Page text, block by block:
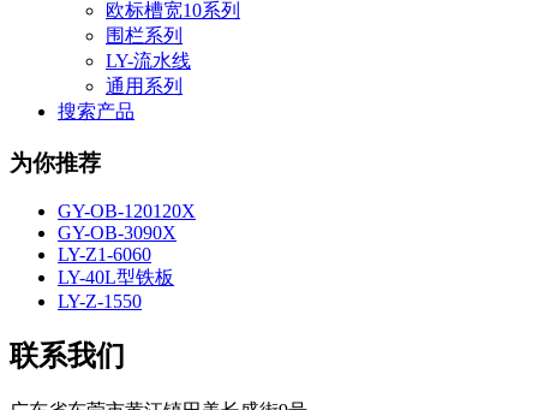
欧标槽宽10系列
围栏系列
LY-流水线
通用系列
搜索产品
为你推荐
GY-OB-120120X
GY-OB-3090X
LY-Z1-6060
LY-40L型铁板
LY-Z-1550
联系我们